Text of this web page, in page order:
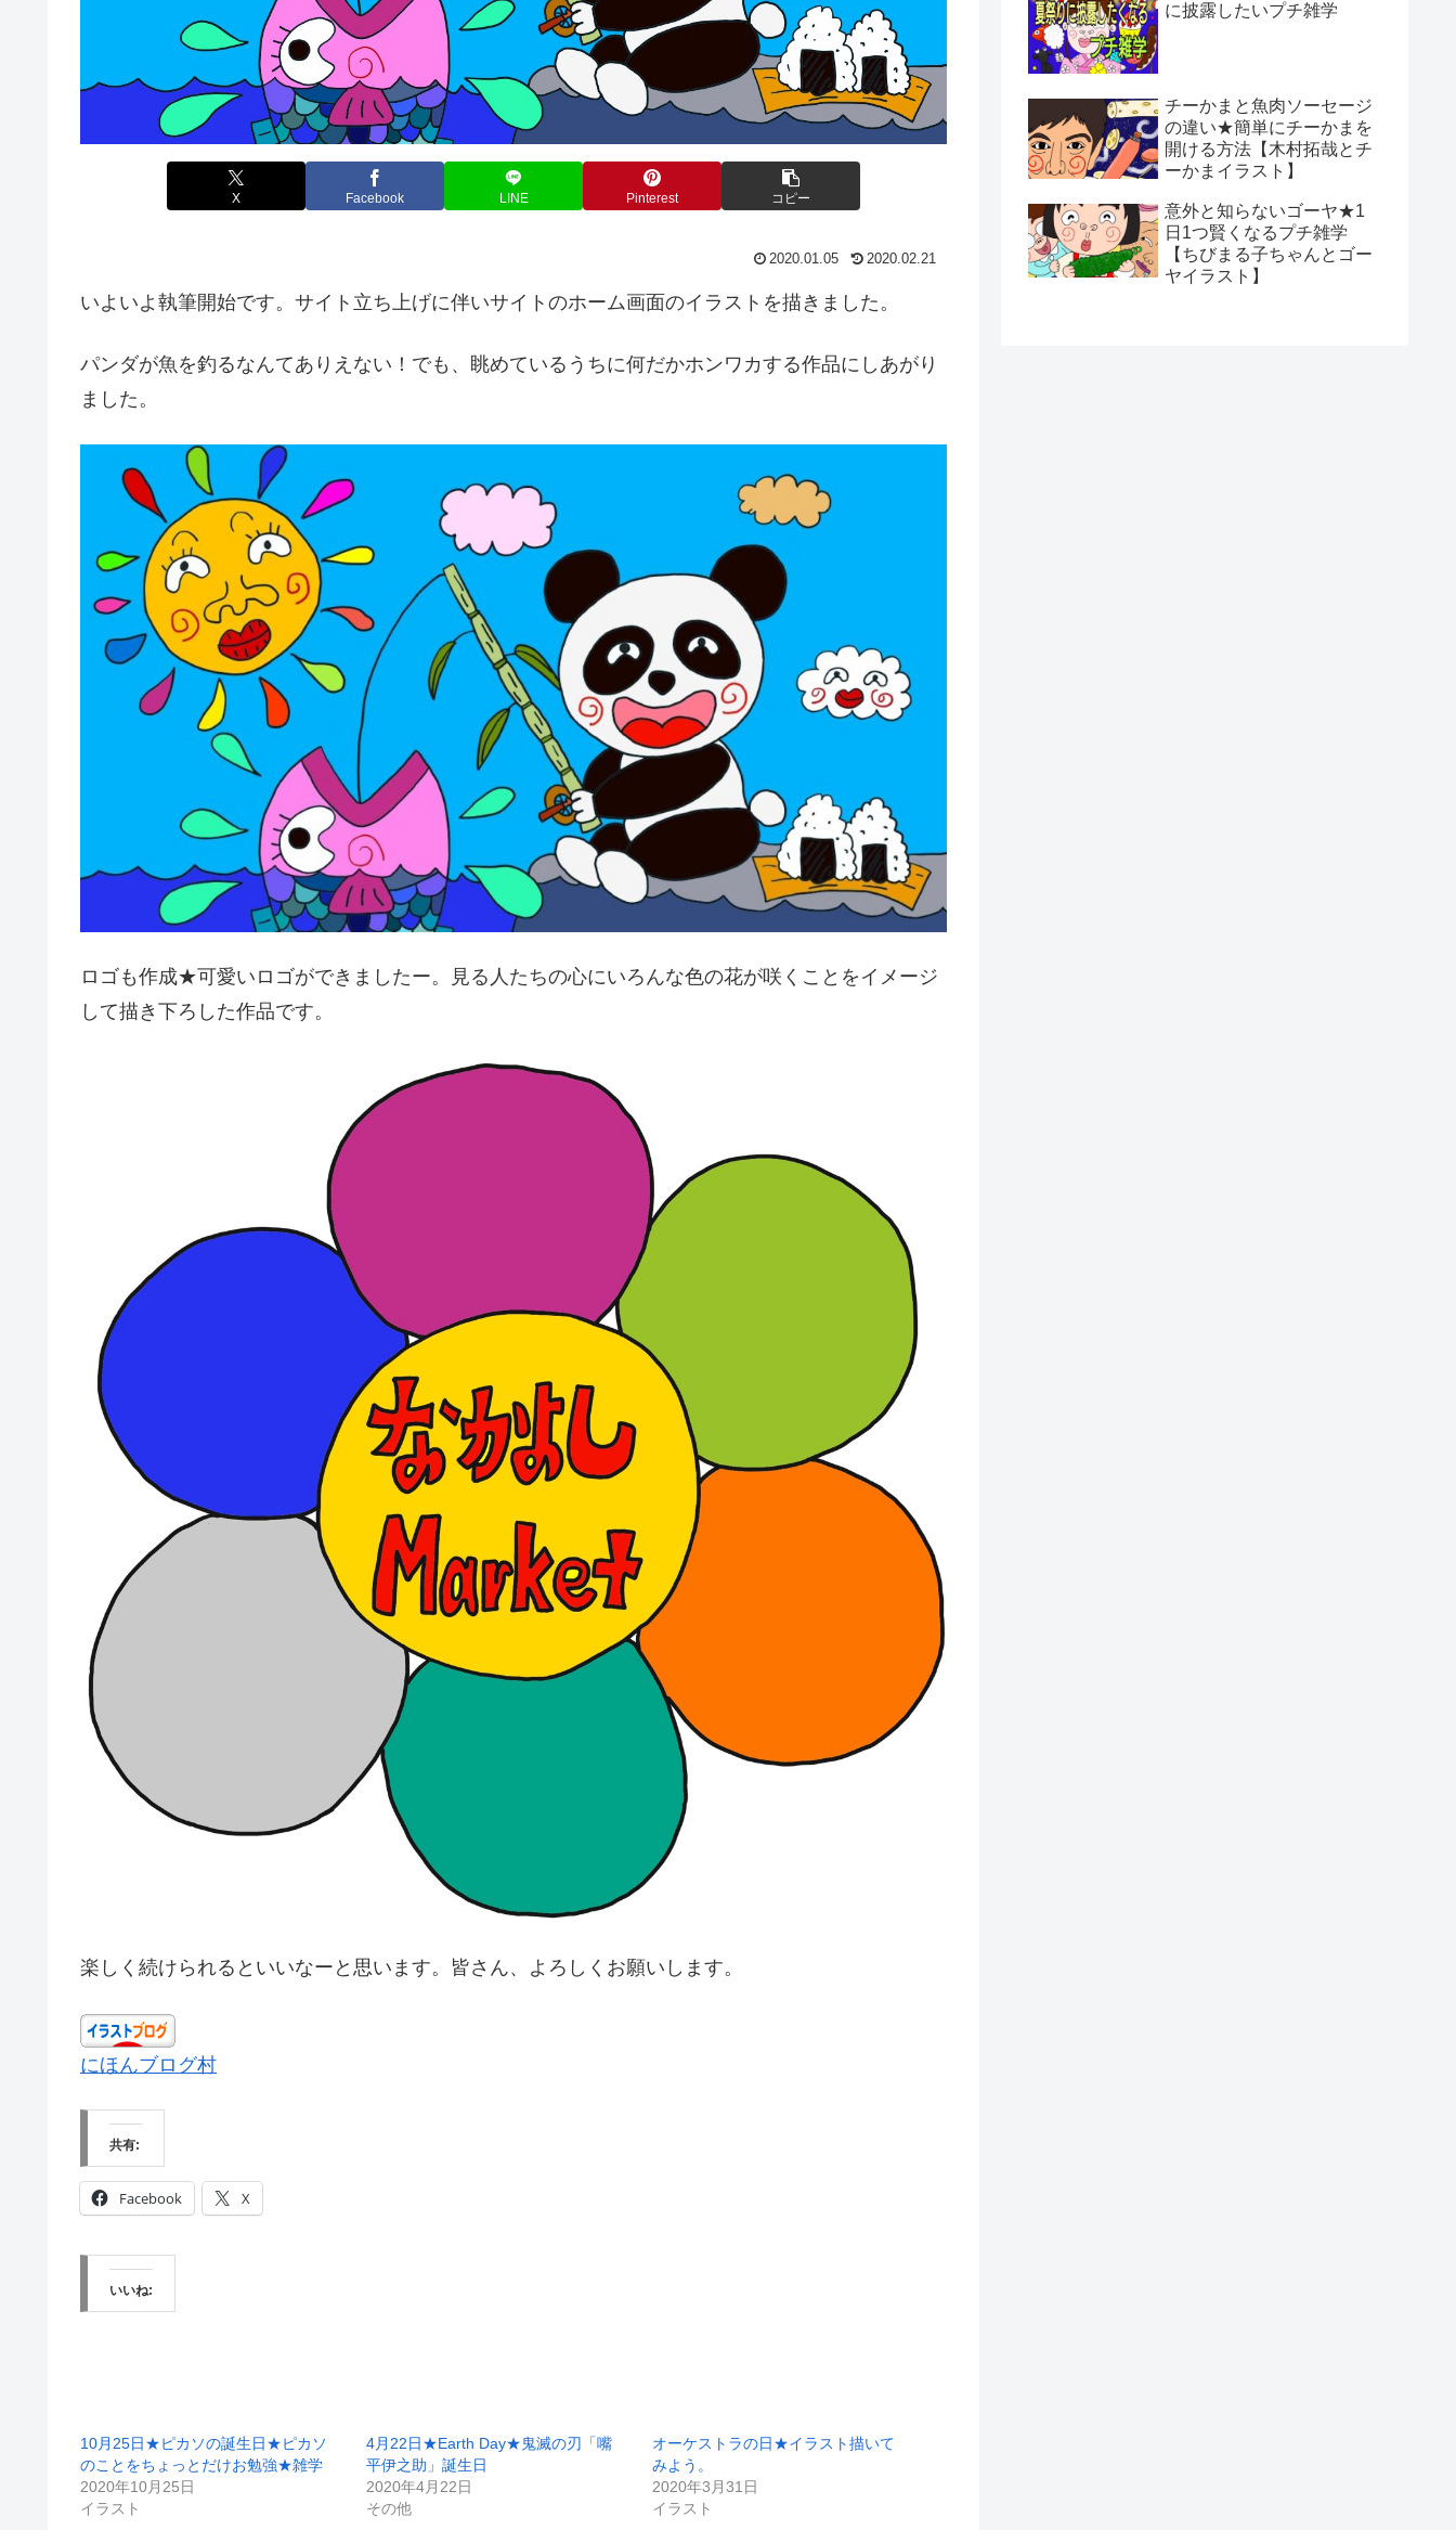
X Facebook LINE Pinterest コピー
2020.01.05 2020.02.21
いよいよ執筆開始です。サイト立ち上げに伴いサイトのホーム画面のイラストを描きました。
パンダが魚を釣るなんてありえない！でも、眺めているうちに何だかホンワカする作品にしあがり
ました。
ロゴも作成★可愛いロゴができましたー。見る人たちの心にいろんな色の花が咲くことをイメージ
して描き下ろした作品です。
楽しく続けられるといいなーと思います。皆さん、よろしくお願いします。
にほんブログ村
共有:
Facebook X
いいね:
10月25日★ピカソの誕生日★ピカソ
のことをちょっとだけお勉強★雑学
2020年10月25日
イラスト
4月22日★Earth Day★鬼滅の刃「嘴
平伊之助」誕生日
2020年4月22日
その他
オーケストラの日★イラスト描いて
みよう。
2020年3月31日
イラスト
に披露したいプチ雑学
チーかまと魚肉ソーセージ
の違い★簡単にチーかまを
開ける方法【木村拓哉とチ
ーかまイラスト】
意外と知らないゴーヤ★1
日1つ賢くなるプチ雑学
【ちびまる子ちゃんとゴー
ヤイラスト】